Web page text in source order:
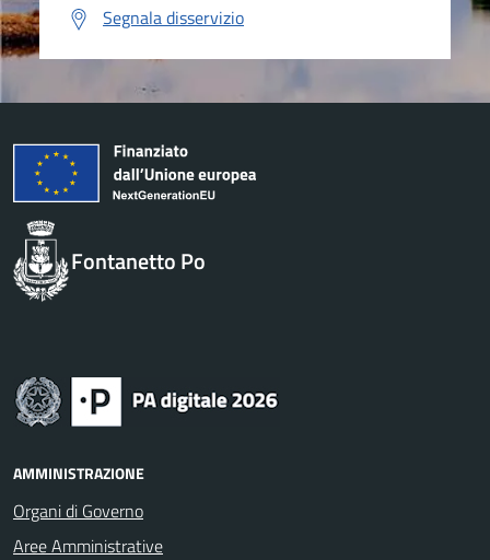
Segnala disservizio
Fontanetto Po
AMMINISTRAZIONE
Organi di Governo
Aree Amministrative